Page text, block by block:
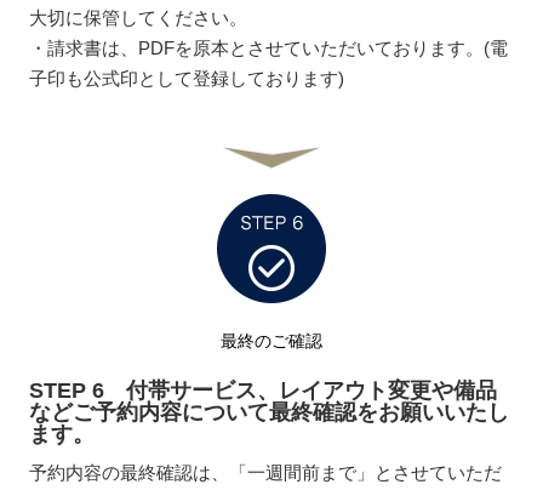
大切に保管してください。
・請求書は、PDFを原本とさせていただいております。(電
子印も公式印として登録しております)
最終のご確認
STEP 6 付帯サービス、レイアウト変更や備品
などご予約内容について最終確認をお願いいたし
ます。
予約内容の最終確認は、「一週間前まで」とさせていただ